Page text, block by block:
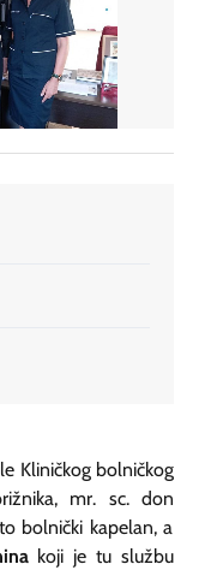
Kliničkog bolničkog
mr. sc. don
bolnički kapelan, a
koji je tu službu